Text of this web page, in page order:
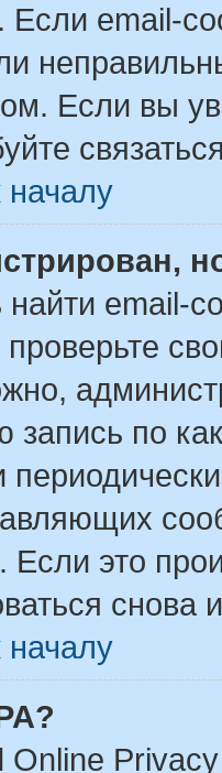
Если email-
Если вы
началу
найти email-
проверьте
запись по
Если это
снова
началу
Online